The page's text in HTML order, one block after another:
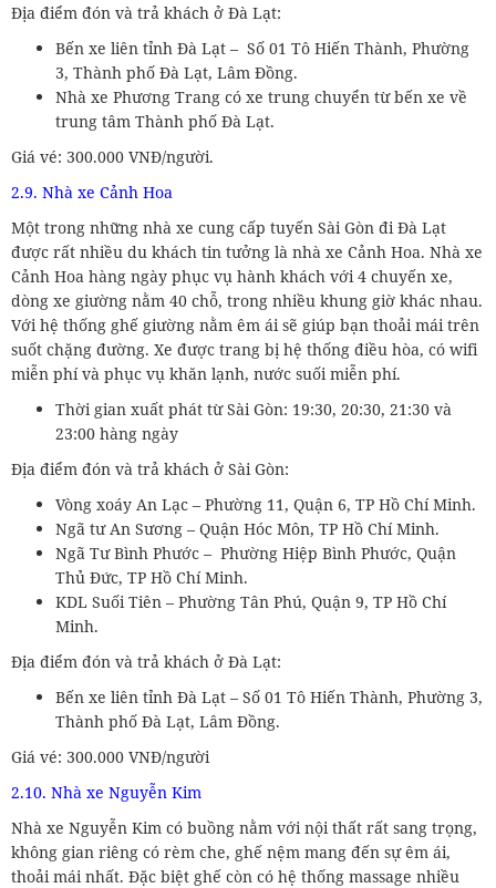
Địa điểm đón và trả khách ở Đà Lạt:
Bến xe liên tỉnh Đà Lạt – Số 01 Tô Hiến Thành, Phường
3, Thành phố Đà Lạt, Lâm Đồng.
Nhà xe Phương Trang có xe trung chuyển từ bến xe về
trung tâm Thành phố Đà Lạt.
Giá vé: 300.000 VNĐ/người.
2.9. Nhà xe Cảnh Hoa
Một trong những nhà xe cung cấp tuyến Sài Gòn đi Đà Lạt
được rất nhiều du khách tin tưởng là nhà xe Cảnh Hoa. Nhà xe
Cảnh Hoa hàng ngày phục vụ hành khách với 4 chuyến xe,
dòng xe giường nằm 40 chỗ, trong nhiều khung giờ khác nhau.
Với hệ thống ghế giường nằm êm ái sẽ giúp bạn thoải mái trên
suốt chặng đường. Xe được trang bị hệ thống điều hòa, có wifi
miễn phí và phục vụ khăn lạnh, nước suối miễn phí.
Thời gian xuất phát từ Sài Gòn: 19:30, 20:30, 21:30 và
23:00 hàng ngày
Địa điểm đón và trả khách ở Sài Gòn:
Vòng xoáy An Lạc – Phường 11, Quận 6, TP Hồ Chí Minh.
Ngã tư An Sương – Quận Hóc Môn, TP Hồ Chí Minh.
Ngã Tư Bình Phước – Phường Hiệp Bình Phước, Quận
Thủ Đức, TP Hồ Chí Minh.
KDL Suối Tiên – Phường Tân Phú, Quận 9, TP Hồ Chí
Minh.
Địa điểm đón và trả khách ở Đà Lạt:
Bến xe liên tỉnh Đà Lạt – Số 01 Tô Hiến Thành, Phường 3,
Thành phố Đà Lạt, Lâm Đồng.
Giá vé: 300.000 VNĐ/người
2.10. Nhà xe Nguyễn Kim
Nhà xe Nguyễn Kim có buồng nằm với nội thất rất sang trọng,
không gian riêng có rèm che, ghế nệm mang đến sự êm ái,
thoải mái nhất. Đặc biệt ghế còn có hệ thống massage nhiều